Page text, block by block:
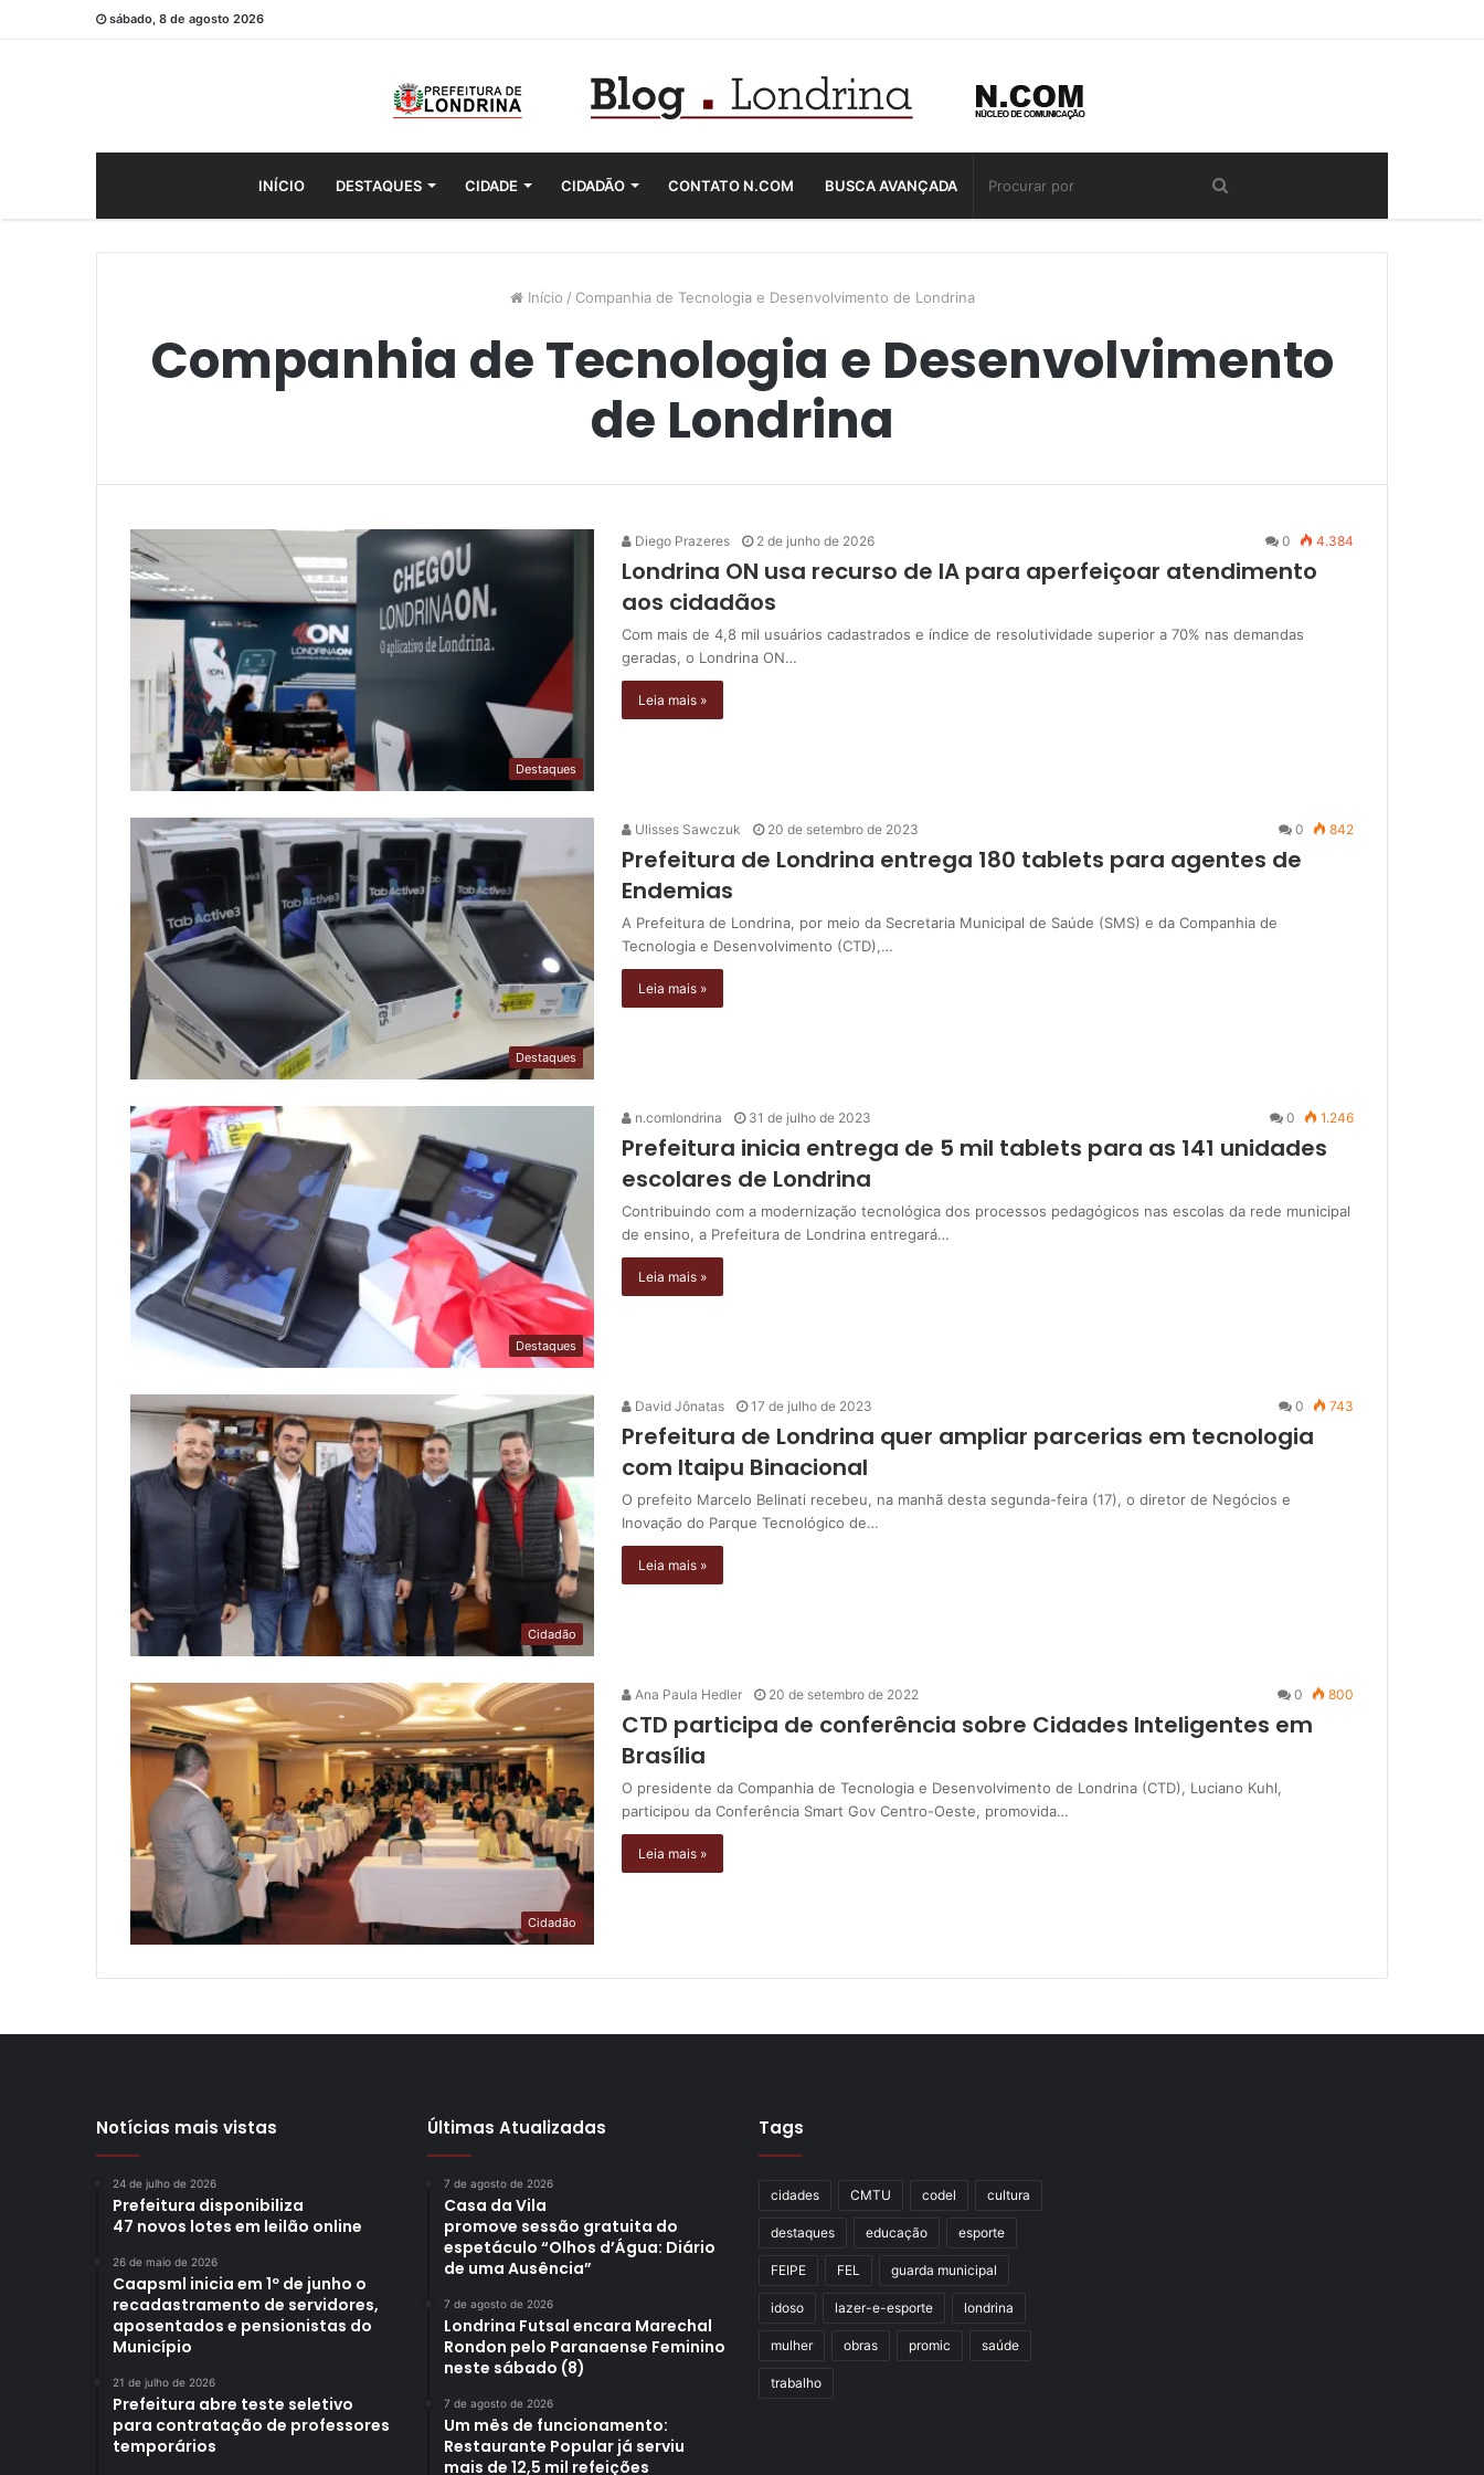
sábado, 8 de agosto 2026
INÍCIO DESTAQUES CIDADE CIDADÃO CONTATO N.COM BUSCA AVANÇADA
Início / Companhia de Tecnologia e Desenvolvimento de Londrina
Companhia de Tecnologia e Desenvolvimento
de Londrina
Destaques
Diego Prazeres 2 de junho de 2026 0 4.384
Londrina ON usa recurso de IA para aperfeiçoar atendimento
aos cidadãos
Com mais de 4,8 mil usuários cadastrados e índice de resolutividade superior a 70% nas demandas
geradas, o Londrina ON…
Leia mais »
Destaques
Ulisses Sawczuk 20 de setembro de 2023 0 842
Prefeitura de Londrina entrega 180 tablets para agentes de
Endemias
A Prefeitura de Londrina, por meio da Secretaria Municipal de Saúde (SMS) e da Companhia de
Tecnologia e Desenvolvimento (CTD),…
Leia mais »
Destaques
n.comlondrina 31 de julho de 2023 0 1.246
Prefeitura inicia entrega de 5 mil tablets para as 141 unidades
escolares de Londrina
Contribuindo com a modernização tecnológica dos processos pedagógicos nas escolas da rede municipal
de ensino, a Prefeitura de Londrina entregará…
Leia mais »
Cidadão
David Jônatas 17 de julho de 2023 0 743
Prefeitura de Londrina quer ampliar parcerias em tecnologia
com Itaipu Binacional
O prefeito Marcelo Belinati recebeu, na manhã desta segunda-feira (17), o diretor de Negócios e
Inovação do Parque Tecnológico de…
Leia mais »
Cidadão
Ana Paula Hedler 20 de setembro de 2022 0 800
CTD participa de conferência sobre Cidades Inteligentes em
Brasília
O presidente da Companhia de Tecnologia e Desenvolvimento de Londrina (CTD), Luciano Kuhl,
participou da Conferência Smart Gov Centro-Oeste, promovida…
Leia mais »
Notícias mais vistas
24 de julho de 2026
Prefeitura disponibiliza
47 novos lotes em leilão online
26 de maio de 2026
Caapsml inicia em 1º de junho o
recadastramento de servidores,
aposentados e pensionistas do
Município
21 de julho de 2026
Prefeitura abre teste seletivo
para contratação de professores
temporários
Últimas Atualizadas
7 de agosto de 2026
Casa da Vila
promove sessão gratuita do
espetáculo “Olhos d’Água: Diário
de uma Ausência”
7 de agosto de 2026
Londrina Futsal encara Marechal
Rondon pelo Paranaense Feminino
neste sábado (8)
7 de agosto de 2026
Um mês de funcionamento:
Restaurante Popular já serviu
mais de 12,5 mil refeições
Tags
cidades CMTU codel cultura
destaques educação esporte
FEIPE FEL guarda municipal
idoso lazer-e-esporte londrina
mulher obras promic saúde
trabalho